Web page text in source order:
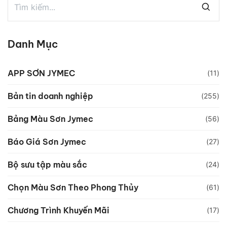
Danh Mục
APP SƠN JYMEC (11)
Bản tin doanh nghiệp (255)
Bảng Màu Sơn Jymec (56)
Báo Giá Sơn Jymec (27)
Bộ sưu tập màu sắc (24)
Chọn Màu Sơn Theo Phong Thủy (61)
Chương Trình Khuyến Mãi (17)